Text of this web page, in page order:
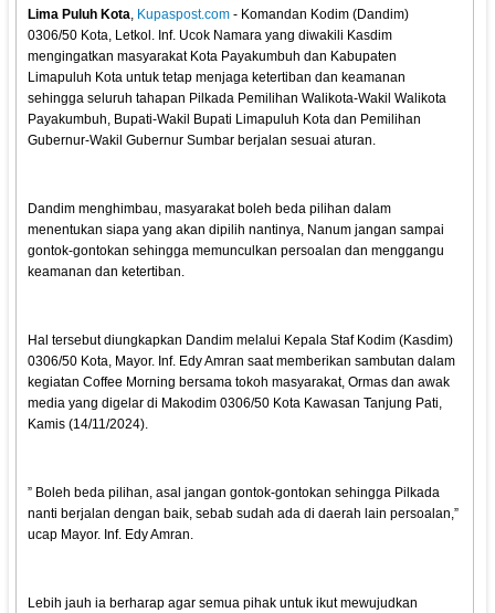
Lima Puluh Kota, Kupaspost.com - Komandan Kodim (Dandim)
0306/50 Kota, Letkol. Inf. Ucok Namara yang diwakili Kasdim
mengingatkan masyarakat Kota Payakumbuh dan Kabupaten
Limapuluh Kota untuk tetap menjaga ketertiban dan keamanan
sehingga seluruh tahapan Pilkada Pemilihan Walikota-Wakil Walikota
Payakumbuh, Bupati-Wakil Bupati Limapuluh Kota dan Pemilihan
Gubernur-Wakil Gubernur Sumbar berjalan sesuai aturan.
Dandim menghimbau, masyarakat boleh beda pilihan dalam
menentukan siapa yang akan dipilih nantinya, Nanum jangan sampai
gontok-gontokan sehingga memunculkan persoalan dan menggangu
keamanan dan ketertiban.
Hal tersebut diungkapkan Dandim melalui Kepala Staf Kodim (Kasdim)
0306/50 Kota, Mayor. Inf. Edy Amran saat memberikan sambutan dalam
kegiatan Coffee Morning bersama tokoh masyarakat, Ormas dan awak
media yang digelar di Makodim 0306/50 Kota Kawasan Tanjung Pati,
Kamis (14/11/2024).
” Boleh beda pilihan, asal jangan gontok-gontokan sehingga Pilkada
nanti berjalan dengan baik, sebab sudah ada di daerah lain persoalan,”
ucap Mayor. Inf. Edy Amran.
Lebih jauh ia berharap agar semua pihak untuk ikut mewujudkan